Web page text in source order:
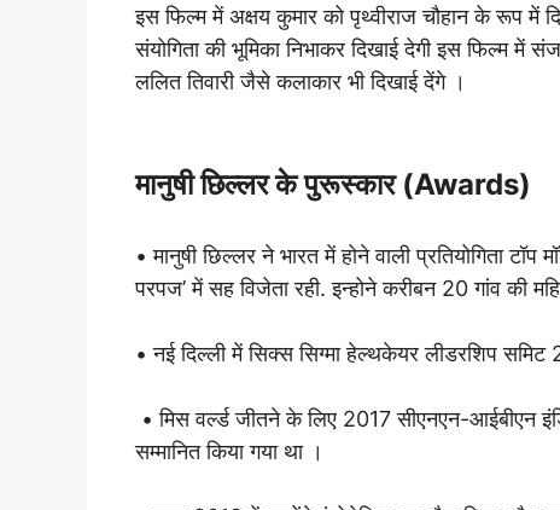
इस फिल्म में अक्षय कुमार को पृथ्वीराज चौहान के रूप में
संयोगिता की भूमिका निभाकर दिखाई देगी इस फिल्म में
ललित तिवारी जैसे कलाकार भी दिखाई देंगे ।
मानुषी छिल्लर के पुरूस्कार (Awards)
• मानुषी छिल्लर ने भारत में होने वाली प्रतियोगिता
परपज’ में सह विजेता रही. इन्होने करीबन 20 गांव की
• नई दिल्ली में सिक्स सिग्मा हेल्थकेयर लीडरशिप
• मिस वर्ल्ड जीतने के लिए 2017 सीएनएन-आईबीएन
सम्मानित किया गया था ।